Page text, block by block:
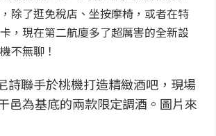
除了逛免稅店、坐按摩椅，或者在特
，現在第二航廈多了超厲害的全新設
不無聊！